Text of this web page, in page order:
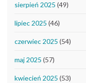
sierpień 2025 (49)
lipiec 2025 (46)
czerwiec 2025 (54)
maj 2025 (57)
kwiecień 2025 (53)